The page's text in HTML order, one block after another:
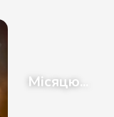
Місяцю...